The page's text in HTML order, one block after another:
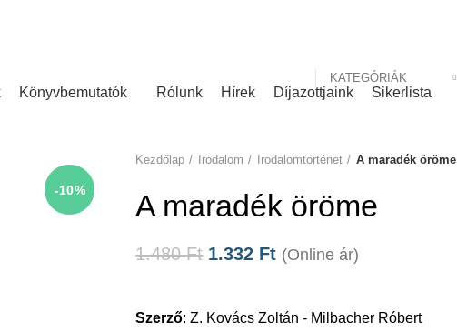
KATEGÓRIÁK
Könyvbemutatók Rólunk Hírek Díjazottjaink Sikerlista
-10%
Kezdőlap
Irodalom Irodalomtörténet A maradék öröme
A maradék öröme
1.480Ft 1.332 Ft (Online ár)
Szerző:Z. Kovács Zoltán - Milbacher Róbert